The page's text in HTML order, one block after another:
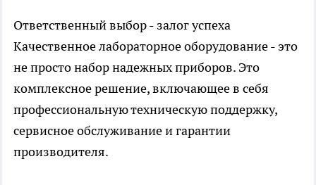
Ответственный выбор - залог успеха
Качественное лабораторное оборудование - это
не просто набор надежных приборов. Это
комплексное решение, включающее в себя
профессиональную техническую поддержку,
сервисное обслуживание и гарантии
производителя.